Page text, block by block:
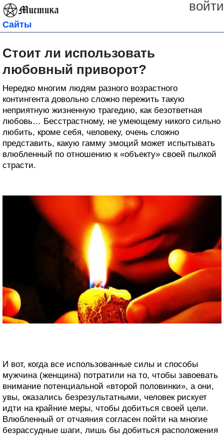
войти
Сайты
Стоит ли использовать
любовный приворот?
Нередко многим людям разного возрастного
контингента довольно сложно пережить такую
неприятную жизненную трагедию, как безответная
любовь… Бесстрастному, не умеющему никого сильно
любить, кроме себя, человеку, очень сложно
представить, какую гамму эмоций может испытывать
влюбленный по отношению к «объекту» своей пылкой
страсти.
И вот, когда все использованные силы и способы
мужчина (женщина) потратили на то, чтобы завоевать
внимание потенциальной «второй половинки», а они,
увы, оказались безрезультатными, человек рискует
идти на крайние меры, чтобы добиться своей цели.
Влюбленный от отчаяния согласен пойти на многие
безрассудные шаги, лишь бы добиться расположения